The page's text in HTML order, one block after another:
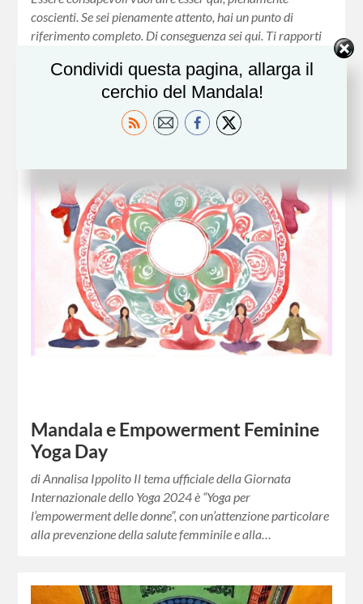
coscienti. Se sei pienamente attento, hai un punto di
riferimento completo. Di conseguenza sei qui. Ti rapporti
Mandala e Empowerment Feminine
Yoga Day
di Annalisa Ippolito Il tema ufficiale della Giornata
Internazionale dello Yoga 2024 è “Yoga per
l’empowerment delle donne”, con un’attenzione particolare
alla prevenzione della salute femminile e alla…
Condividi questa pagina, allarga il
cerchio del Mandala!